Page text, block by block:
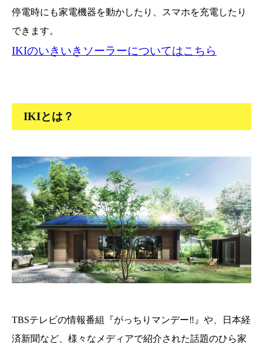
停電時にも家電機器を動かしたり、スマホを充電したり
できます。
IKIのいきいきソーラーについてはこちら
IKIとは？
TBSテレビの情報番組『がっちりマンデー‼』や、日本経
済新聞など、様々なメディアで紹介された話題のひら家